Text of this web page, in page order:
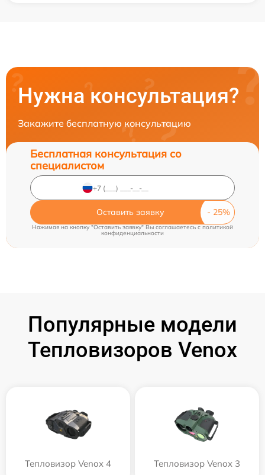
Нужна консультация?
Закажите бесплатную консультацию
Бесплатная консультация со
специалистом
Оставить заявку
Нажимая на кнопку "Оставить заявку" Вы соглашаетесь cполитикой
конфиденциальности
Популярные модели
Тепловизоров Venox
Тепловизор Venox 4 Тепловизор Venox 3